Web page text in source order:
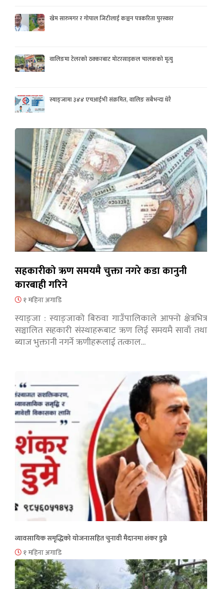
खेम सारुमगर र गोपाल जिटीलाई कञ्चन पत्रकरिता पुरस्कार
वालिङमा टेलरको ठक्करबाट मोटरसाइकल चालकको मृत्यु
स्याङ्जामा ३४४ एचआईभी संक्रमित, वालिङ सबैभन्दा धेरै
सहकारीको ऋण समयमै चुक्ता नगरे कडा कानुनी
कारबाही गरिने
१ महिना अगाडि
स्याङ्जा : स्याङ्जाको बिरुवा गाउँपालिकाले आफ्नो क्षेत्रभित्र
सञ्चालित सहकारी संस्थाहरूबाट ऋण लिई समयमै सावाँ तथा
ब्याज भुक्तानी नगर्ने ऋणीहरूलाई तत्काल…
व्यावसायिक समृद्धिको योजनासहित चुनावी मैदानमा शंकर डुम्रे
१ महिना अगाडि